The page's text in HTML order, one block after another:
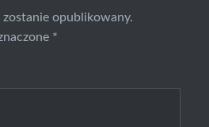
opublikowany.
*